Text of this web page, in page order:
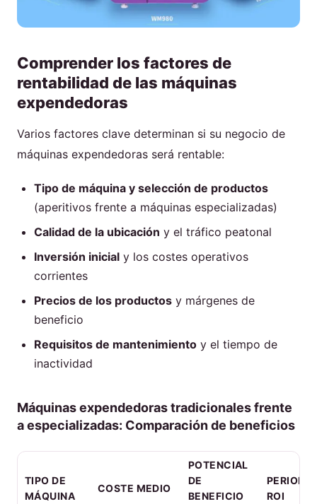
Comprender los factores de
rentabilidad de las máquinas
expendedoras
Varios factores clave determinan si su negocio de
máquinas expendedoras será rentable:
Tipo de máquina y selección de productos
(aperitivos frente a máquinas especializadas)
Calidad de la ubicación y el tráfico peatonal
Inversión inicial y los costes operativos
corrientes
Precios de los productos y márgenes de
beneficio
Requisitos de mantenimiento y el tiempo de
inactividad
Máquinas expendedoras tradicionales frente
a especializadas: Comparación de beneficios
TIPO DE
MÁQUINA
COSTE MEDIO
POTENCIAL
DE
BENEFICIO
PERIODO
ROI